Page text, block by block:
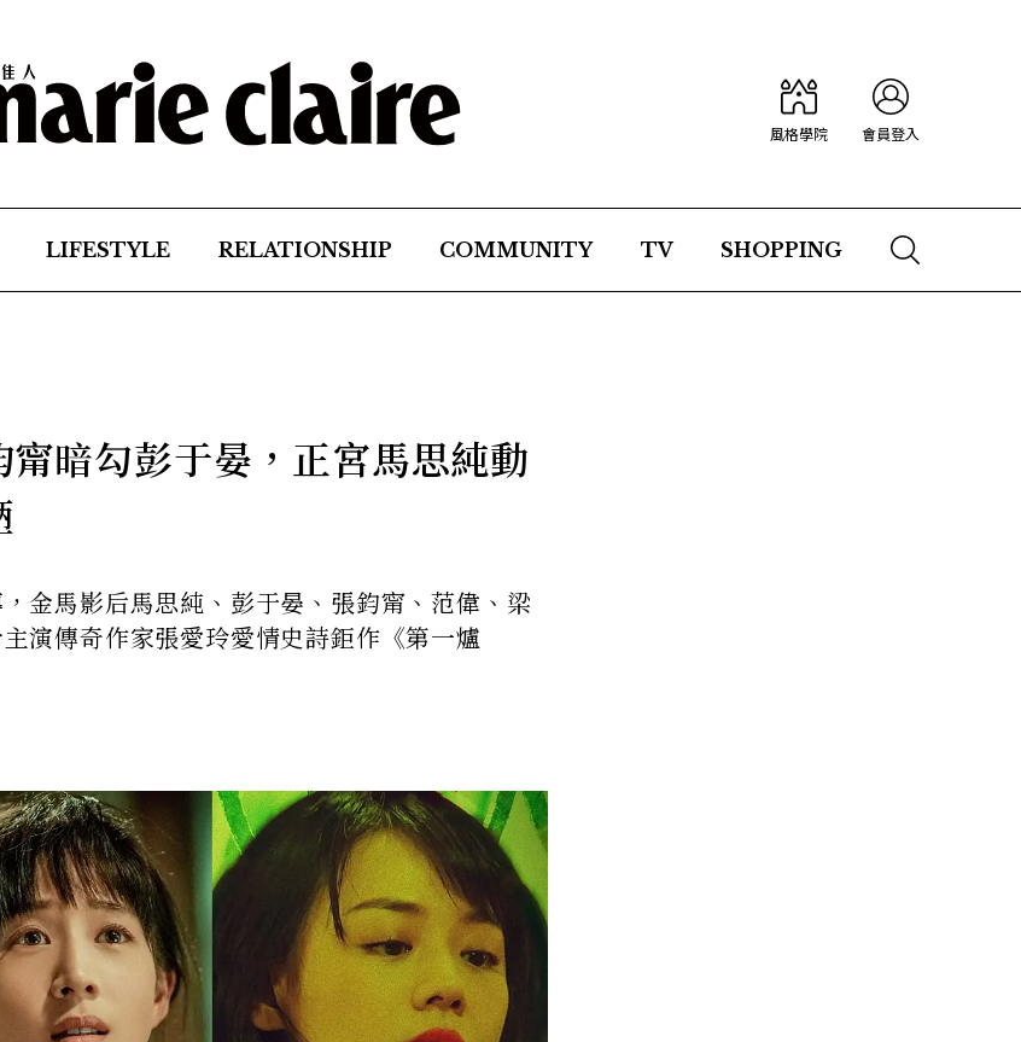
風格學院 會員登入
LIFESTYLE RELATIONSHIP COMMUNITY TV SHOPPING
甯暗勾彭于晏，正宮馬思純動
金馬影后馬思純、彭于晏、張鈞甯、范偉、梁
演傳奇作家張愛玲愛情史詩鉅作《第一爐